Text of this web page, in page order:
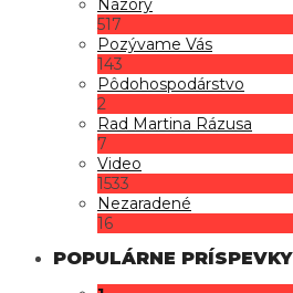
Názory
517
Pozývame Vás
143
Pôdohospodárstvo
2
Rad Martina Rázusa
7
Video
1533
Nezaradené
16
POPULÁRNE PRÍSPEVKY